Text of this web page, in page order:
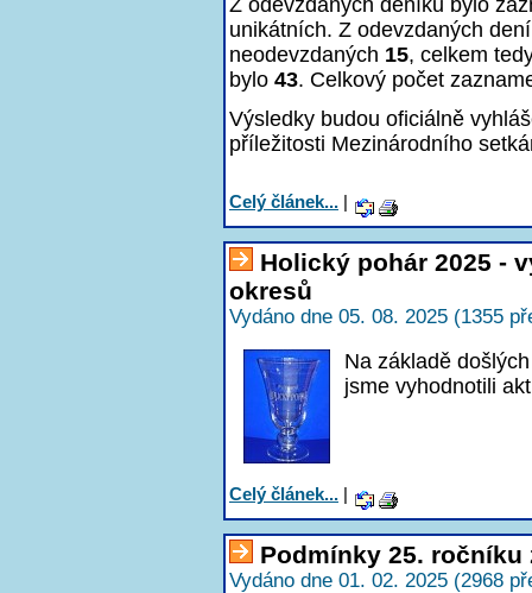
Z odevzdaných deníků bylo
unikátních. Z odevzdaných
neodevzdaných 15, celkem
bylo 43. Celkový počet
Výsledky budou oficiálně
příležitosti Mezinárodního
Celý článek... |
Holický pohár 2025 -
okresů
Vydáno dne 05. 08. 2025 (1355
Na základě
jsme vyhodnotili
Celý článek... |
Podmínky 25. ročníku
Vydáno dne 01. 02. 2025 (2968